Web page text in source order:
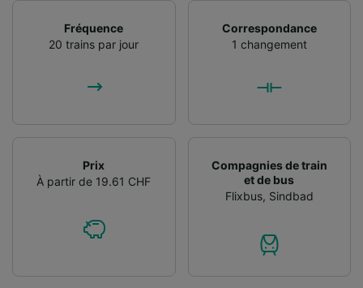
Fréquence
20 trains par jour
Correspondance
1 changement
Prix
À partir de 19.61 CHF
Compagnies de train
et de bus
Flixbus, Sindbad